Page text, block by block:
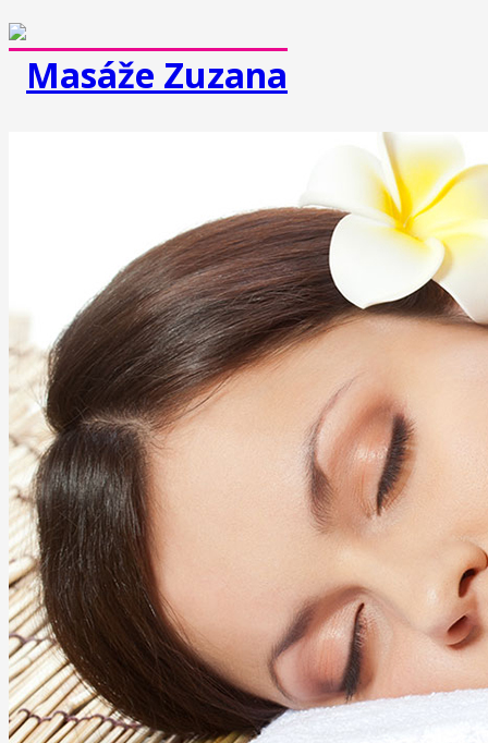
Klasická masáž
Športová masáž
Dornova metóda
Breussova masáž
Mäkké techniky
Medová masáž
Čokoládová masáž
Reflexná masáž chodidiel
Masáž lávovými kameňmi
Lymfodrenážna masáž
Prístrojová lymfodrenáž
Anticelulitídová masáž
Ostatné masáže
Tejpovanie (taping, kineziotaping)
Maderoterapia
Terapia rázovou vlnou
KOZMETIKA
3D mihalnice
IPL procedúry
Exilis - Telo
Exilis - Tvár
O NÁS